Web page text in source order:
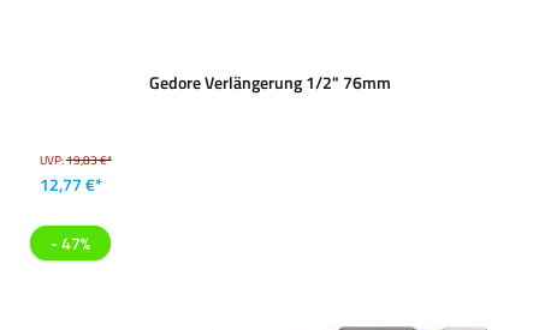
Gedore Verlängerung 1/2" 76mm
UVP:19,83 €*
12,77 €*
- 47%